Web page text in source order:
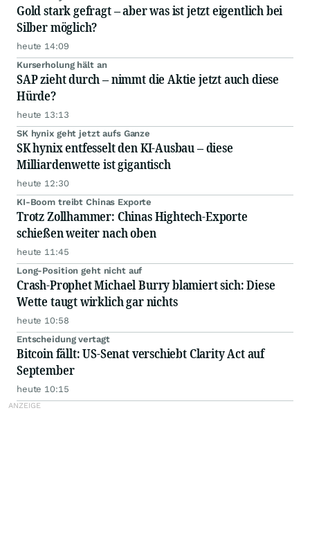
Gold stark gefragt – aber was ist jetzt eigentlich bei
Silber möglich?
heute 14:09
Kurserholung hält an
SAP zieht durch – nimmt die Aktie jetzt auch diese
Hürde?
heute 13:13
SK hynix geht jetzt aufs Ganze
SK hynix entfesselt den KI-Ausbau – diese
Milliardenwette ist gigantisch
heute 12:30
KI-Boom treibt Chinas Exporte
Trotz Zollhammer: Chinas Hightech-Exporte
schießen weiter nach oben
heute 11:45
Long-Position geht nicht auf
Crash-Prophet Michael Burry blamiert sich: Diese
Wette taugt wirklich gar nichts
heute 10:58
Entscheidung vertagt
Bitcoin fällt: US-Senat verschiebt Clarity Act auf
September
heute 10:15